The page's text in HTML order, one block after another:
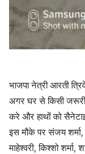
भाजपा नेत्री आरती
अगर घर से किसी
करे और हाथों को
इस मौके पर संजय शर्मा,
माहेश्वरी, किश्शो शर्मा,